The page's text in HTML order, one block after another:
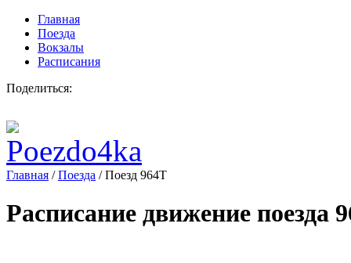
Главная
Поезда
Вокзалы
Расписания
Поделиться:
Главная /Поезда /Поезд 964Т
Расписание движение поезда